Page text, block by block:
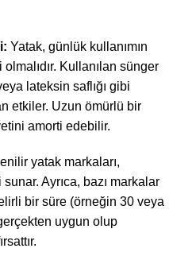
Yatak, günlük kullanımın
Kullanılan sünger
lateksin saflığı gibi
etkiler. Uzun ömürlü bir
amorti edebilir.
yatak markaları,
Ayrıca, bazı markalar
bir süre (örneğin 30 veya
uygun olup